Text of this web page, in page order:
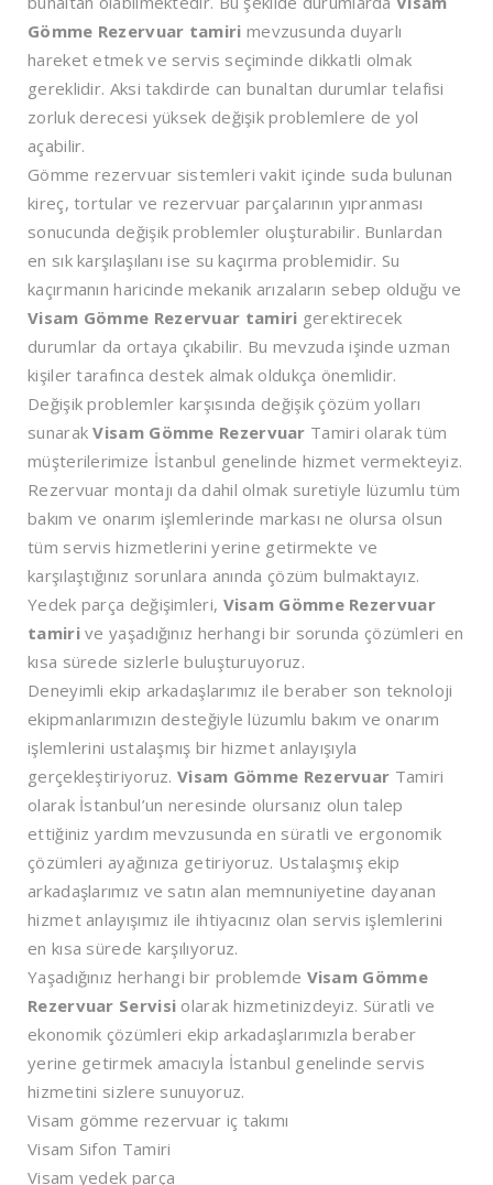
Gömme Rezervuar tamiri mevzusunda duyarlı
hareket etmek ve servis seçiminde dikkatli olmak
gereklidir. Aksi takdirde can bunaltan durumlar telafisi
zorluk derecesi yüksek değişik problemlere de yol
açabilir.
Gömme rezervuar sistemleri vakit içinde suda bulunan
kireç, tortular ve rezervuar parçalarının yıpranması
sonucunda değişik problemler oluşturabilir. Bunlardan
en sık karşılaşılanı ise su kaçırma problemidir. Su
kaçırmanın haricinde mekanik arızaların sebep olduğu ve
Visam Gömme Rezervuar tamiri gerektirecek
durumlar da ortaya çıkabilir. Bu mevzuda işinde uzman
kişiler tarafınca destek almak oldukça önemlidir.
Değişik problemler karşısında değişik çözüm yolları
sunarakVisam Gömme Rezervuar Tamiri olarak tüm
müşterilerimize İstanbul genelinde hizmet vermekteyiz.
Rezervuar montajı da dahil olmak suretiyle lüzumlu tüm
bakım ve onarım işlemlerinde markası ne olursa olsun
tüm servis hizmetlerini yerine getirmekte ve
karşılaştığınız sorunlara anında çözüm bulmaktayız.
Yedek parça değişimleri, Visam Gömme Rezervuar
tamirive yaşadığınız herhangi bir sorunda çözümleri en
kısa sürede sizlerle buluşturuyoruz.
Deneyimli ekip arkadaşlarımız ile beraber son teknoloji
ekipmanlarımızın desteğiyle lüzumlu bakım ve onarım
işlemlerini ustalaşmış bir hizmet anlayışıyla
gerçekleştiriyoruz. Visam Gömme Rezervuar Tamiri
olarak İstanbul’un neresinde olursanız olun talep
ettiğiniz yardım mevzusunda en süratli ve ergonomik
çözümleri ayağınıza getiriyoruz. Ustalaşmış ekip
arkadaşlarımız ve satın alan memnuniyetine dayanan
hizmet anlayışımız ile ihtiyacınız olan servis işlemlerini
en kısa sürede karşılıyoruz.
Yaşadığınız herhangi bir problemde Visam Gömme
Rezervuar Servisi olarak hizmetinizdeyiz. Süratli ve
ekonomik çözümleri ekip arkadaşlarımızla beraber
yerine getirmek amacıyla İstanbul genelinde servis
hizmetini sizlere sunuyoruz.
Visam gömme rezervuar iç takımı
Visam Sifon Tamiri
Visam yedek parça